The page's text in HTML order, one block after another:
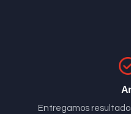
Entregamos